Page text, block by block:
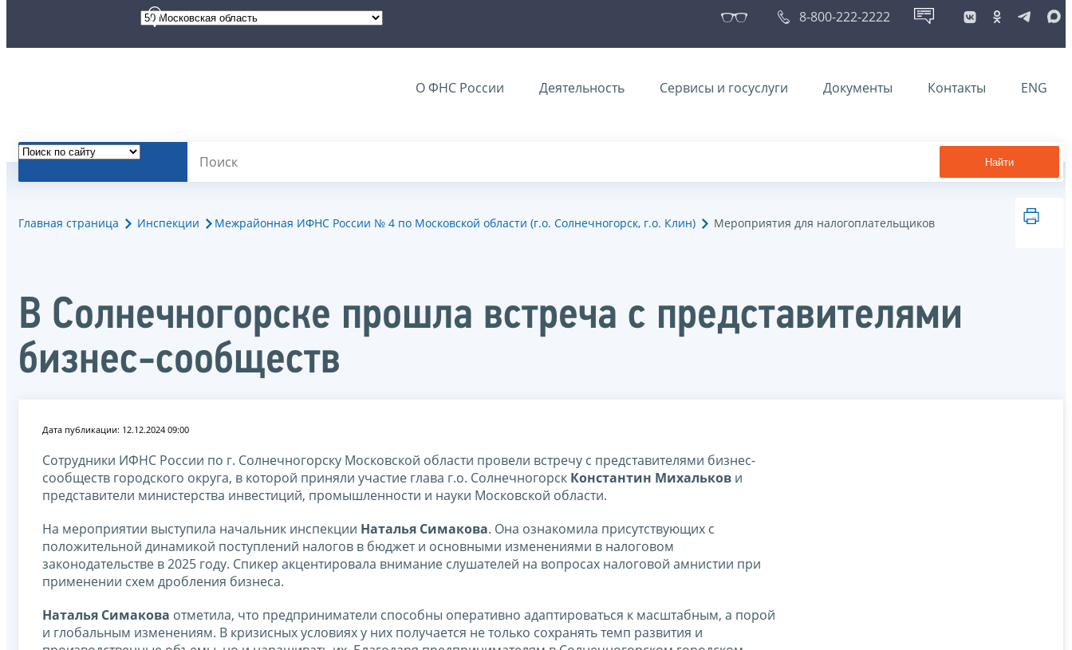
8-800-222-2222
О ФНС России Деятельность Сервисы и госуслуги Документы Контакты ENG
Найти
Главная страница Инспекции Межрайонная ИФНС России № 4 по Московской области (г.о. Солнечногорск, г.о. Клин) Мероприятия для налогоплательщиков
В Солнечногорске прошла встреча с представителями
бизнес-сообществ
Дата публикации: 12.12.2024 09:00
Сотрудники ИФНС России по г. Солнечногорску Московской области провели встречу с представителями бизнес-
сообществ городского округа, в которой приняли участие глава г.о. Солнечногорск Константин Михальков и
представители министерства инвестиций, промышленности и науки Московской области.
На мероприятии выступила начальник инспекции Наталья Симакова. Она ознакомила присутствующих с
положительной динамикой поступлений налогов в бюджет и основными изменениями в налоговом
законодательстве в 2025 году. Спикер акцентировала внимание слушателей на вопросах налоговой амнистии при
применении схем дробления бизнеса.
Наталья Симакова отметила, что предприниматели способны оперативно адаптироваться к масштабным, а порой
и глобальным изменениям. В кризисных условиях у них получается не только сохранять темп развития и